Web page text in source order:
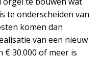
te onderscheiden van
komen dan
van een nieuw
€ 30.000 of meer is